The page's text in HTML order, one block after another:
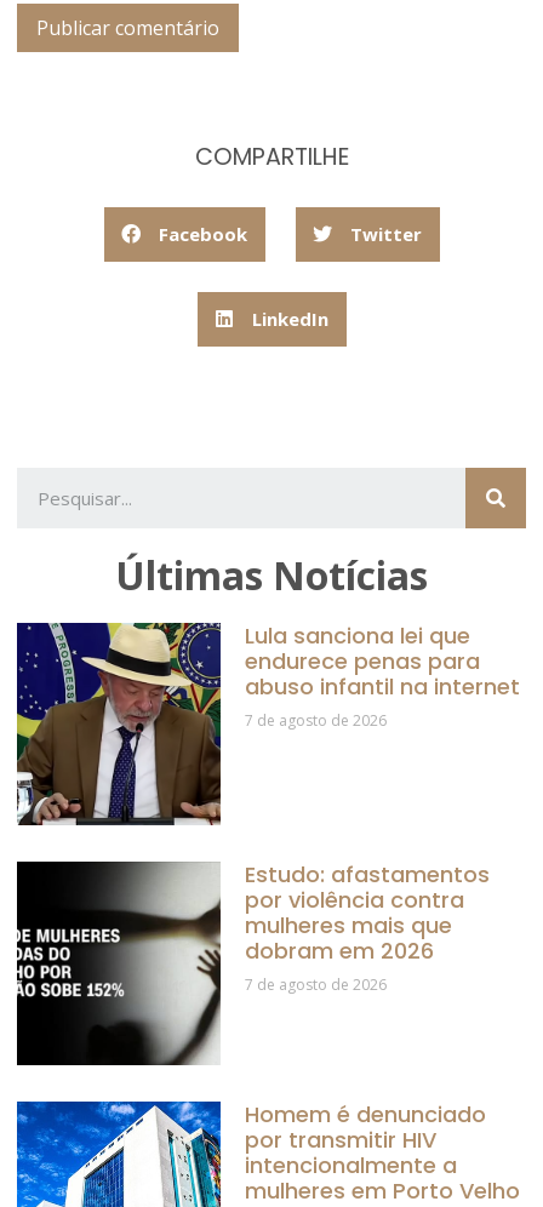
COMPARTILHE
Facebook Twitter
LinkedIn
Últimas Notícias
Lula sanciona lei que
endurece penas para
abuso infantil na internet
7 de agosto de 2026
Estudo: afastamentos
por violência contra
mulheres mais que
dobram em 2026
7 de agosto de 2026
Homem é denunciado
por transmitir HIV
intencionalmente a
mulheres em Porto Velho